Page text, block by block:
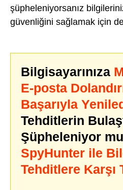
şüpheleniyorsanız
güvenliğini sağlamak için
Bilgisayarınıza
E-posta
Başarıyla
Tehditlerin
Şüpheleniyor
SpyHunter ile
Tehditlere Karşı